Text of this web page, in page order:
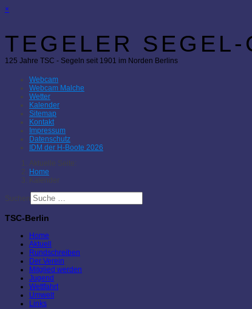
×
TEGELER SEGEL-
125 Jahre TSC - Segeln seit 1901 im Norden Berlins
Webcam
Webcam Malche
Wetter
Kalender
Sitemap
Kontakt
Impressum
Datenschutz
IDM der H-Boote 2026
Aktuelle Seite:
Home
Kalender
Suchen
TSC-Berlin
Home
Aktuell
Rundschreiben
Der Verein
Mitglied werden
Jugend
Wettfahrt
Umwelt
Links